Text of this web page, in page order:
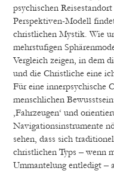
psychischen
Perspektiven-Modell
christlichen Mystik. Wie
mehrstufigen
Vergleich zeigen, in dem
und die Christliche eine
Für eine innerpsychische
menschlichen
‚Fahrzeugen‘ und
Navigationsinstrumente
sehen, dass sich
christlichen Typs – wenn
Ummantelung entledigt –